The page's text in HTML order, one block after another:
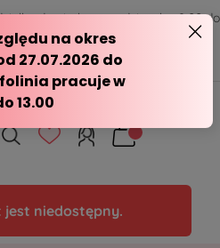
do piątku w godzinach - 8:00 do
15:00
sklep@modasizeplus.pl
jest niedostępny.